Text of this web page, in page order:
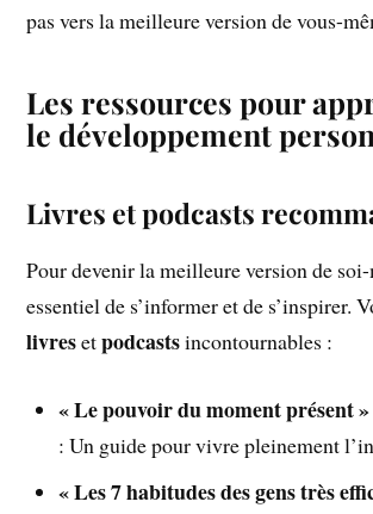
pas vers la meilleure version de vous-
Les ressources pour
le développement
Livres et podcasts
Pour devenir la meilleure version de
essentiel de s’informer et de s’inspirer.
livresetpodcastsincontournables :
« Le pouvoir du moment présent »
: Un guide pour vivre pleinement
« Les 7 habitudes des gens très